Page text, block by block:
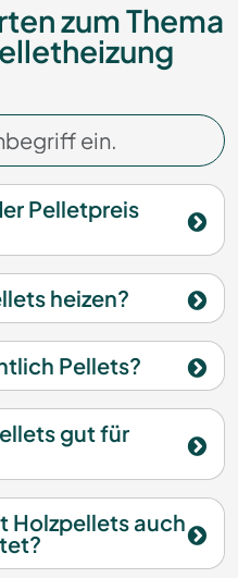
zum Thema
Pelletpreis
heizen?
Pellets?
gut für
Holzpellets auch